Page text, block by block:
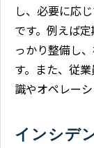
し、必要に応
です。例えば
っかり整備し
す。また、従
識やオペレー
インシデ